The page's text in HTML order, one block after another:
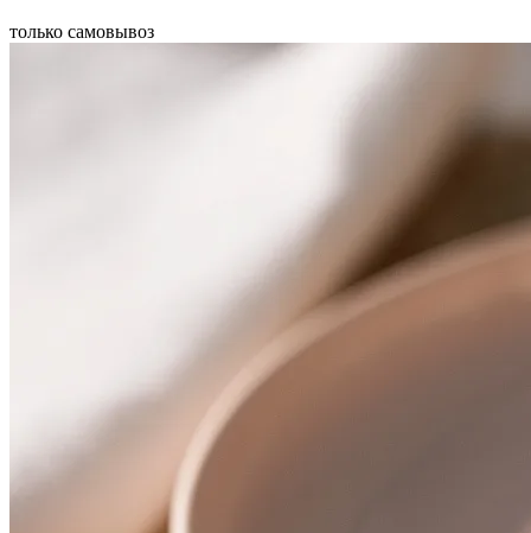
только самовывоз